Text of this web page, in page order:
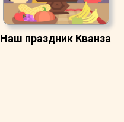
Наш праздник Кванза